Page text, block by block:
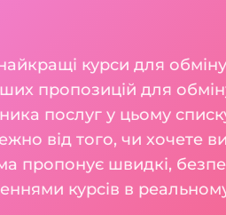
курси для
пропозицій для
послуг у цьому
від того, чи хочете
швидкі,
курсів в